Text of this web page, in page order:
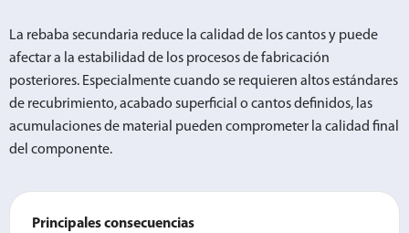
La rebaba secundaria reduce la calidad de los cantos y puede
afectar a la estabilidad de los procesos de fabricación
posteriores. Especialmente cuando se requieren altos estándares
de recubrimiento, acabado superficial o cantos definidos, las
acumulaciones de material pueden comprometer la calidad final
del componente.
Principales consecuencias